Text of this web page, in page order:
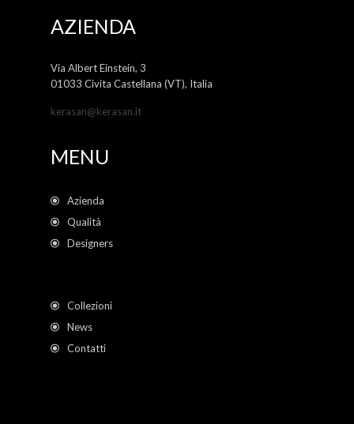
AZIENDA
Via Albert Einstein, 3
01033 Civita Castellana (VT), Italia
kerasan@kerasan.it
MENU
Azienda
Qualità
Designers
Collezioni
News
Contatti